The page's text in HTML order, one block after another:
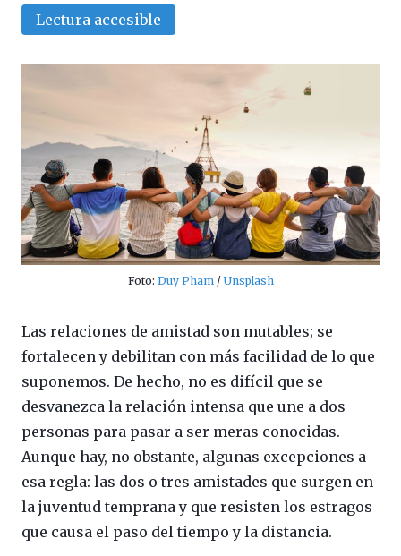
Lectura accesible
Foto: Duy Pham / Unsplash
Las relaciones de amistad son mutables; se
fortalecen y debilitan con más facilidad de lo que
suponemos. De hecho, no es difícil que se
desvanezca la relación intensa que une a dos
personas para pasar a ser meras conocidas.
Aunque hay, no obstante, algunas excepciones a
esa regla: las dos o tres amistades que surgen en
la juventud temprana y que resisten los estragos
que causa el paso del tiempo y la distancia.